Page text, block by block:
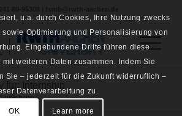
/ Internship
u.a. durch Cookies, Ihre Nutzung zwecks
Optimierung und Personalisierung von
Eingebundene Dritte führen diese
weiteren Daten zusammen. Indem Sie
Sie – jederzeit für die Zukunft widerruflich –
Datenverarbeitung zu.
OK Learn more